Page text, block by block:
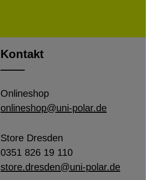
Kontakt
Onlineshop
onlineshop@uni-polar.de
Store Dresden
0351 826 19 110
store.dresden@uni-polar.de